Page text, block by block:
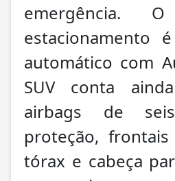
emergência.
estacionamento
automático com
SUV conta
airbags de
proteção,
tórax e cabeça